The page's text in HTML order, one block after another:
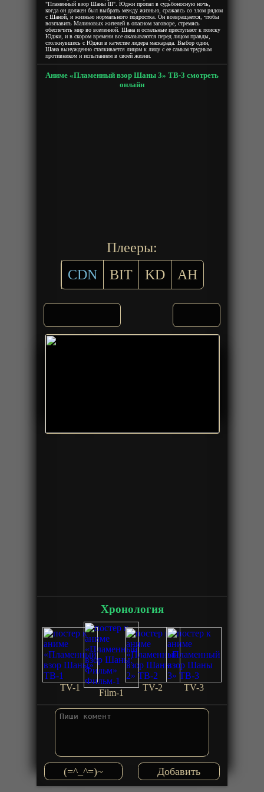
"Пламенный взор Шаны III". Юджи пропал в судьбоносную ночь,
когда он должен был выбрать между жизнью, сражаясь со злом рядом
с Шаной, и жизнью нормального подростка. Он возвращается, чтобы
возглавить Малиновых жителей в опасном заговоре, стремясь
обеспечить мир во вселенной. Шана и остальные приступают к поиску
Юджи, и в скором времени все оказываются перед лицом правды,
столкнувшись с Юджи в качестве лидера маскарада. Выбор один,
Шана вынужденно сталкивается лицом к лицу с ее самым трудным
противником и испытанием в своей жизни.
Аниме «Пламенный взор Шаны 3» ТВ-3 смотреть
онлайн
Плееры:
CDN
BIT KD AH
Хронология
TV-1
Film-1
TV-2 TV-3
(=^_^=)~